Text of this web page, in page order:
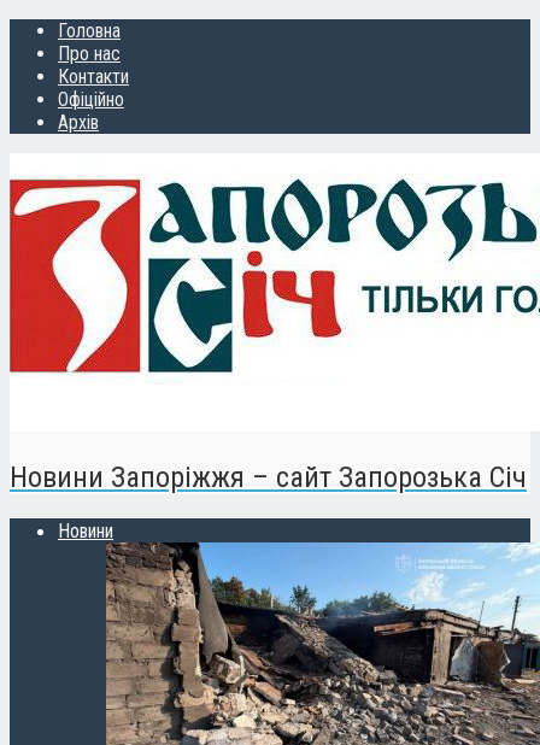
Головна
Про нас
Контакти
Офіційно
Архів
Новини Запоріжжя – сайт Запорозька Січ
Новини